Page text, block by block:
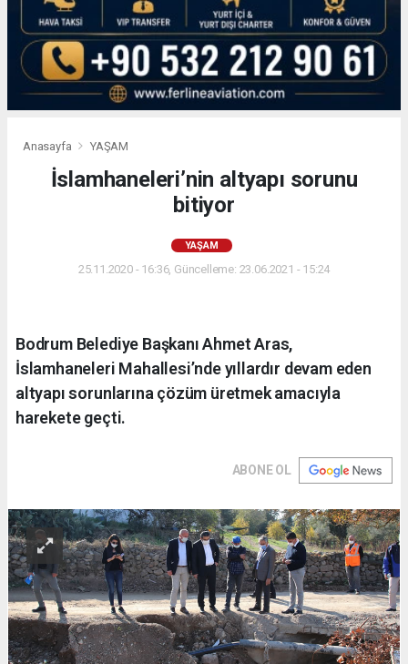
Anasayfa YAŞAM
İslamhaneleri’nin altyapı sorunu
bitiyor
YAŞAM
25.11.2020 - 16:36, Güncelleme: 23.06.2021 - 15:24
Bodrum Belediye Başkanı Ahmet Aras,
İslamhaneleri Mahallesi’nde yıllardır devam eden
altyapı sorunlarına çözüm üretmek amacıyla
harekete geçti.
ABONE OL